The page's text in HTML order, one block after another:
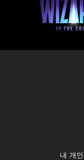
내 개